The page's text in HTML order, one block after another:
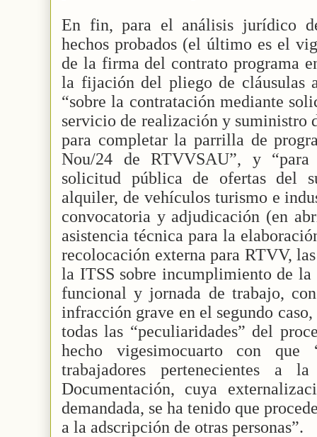
En fin, para el análisis jurídico
hechos probados (el último es el
de la firma del contrato programa
la fijación del pliego de cláusulas
“sobre la contratación mediante
servicio de realización y suministro
para completar la parrilla de
Nou/24 de RTVVSAU”, y “para
solicitud pública de ofertas del
alquiler, de vehículos turismo e
convocatoria y adjudicación (en
asistencia técnica para la
recolocación externa para RTVV,
la ITSS sobre incumplimiento de
funcional y jornada de trabajo,
infracción grave en el segundo
todas las “peculiaridades” del
hecho vigesimocuarto con
trabajadores pertenecientes a
Documentación, cuya
demandada, se ha tenido que
a la adscripción de otras personas”.